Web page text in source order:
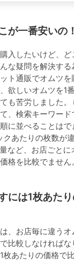
が一番安いの
入したいけど、
な疑問を解決す
ト通販でオムツを
欲しいオムツを1
も苦労しました
、検索キーワー
に並べることはで
クあたりの枚数が
など、お店ごとに
格を比較でません。
には1枚あた
、お店毎に違う
比較しなければ
枚あたりの価格で